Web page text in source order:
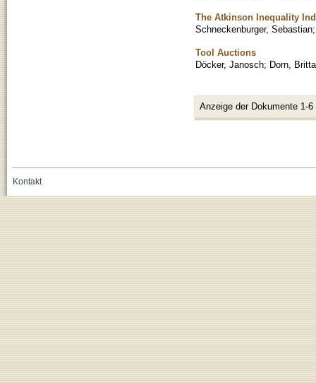
The Atkinson Inequality
Schneckenburger, Sebastian
Tool Auctions
Döcker, Janosch; Dorn, Britta
Anzeige der Dokumente 1-6
Kontakt